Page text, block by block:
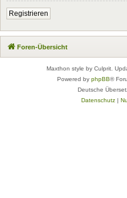
Registrieren
Foren-Übersicht
Maxthon style by Culprit.
Powered by phpBB®
Deutsche
Datenschutz|